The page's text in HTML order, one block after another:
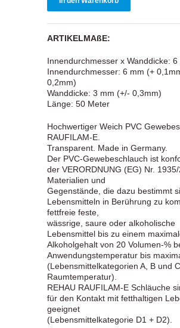
ARTIKELMAßE:
Innendurchmesser x Wanddicke: 6
Innendurchmesser: 6 mm (+
0,2mm)
Wanddicke: 3 mm (+/- 0,3mm)
Länge: 50 Meter
Hochwertiger Weich PVC
RAUFILAM-E.
Transparent. Made in Germany.
Der PVC-Gewebeschlauch ist
der VERORDNUNG (EG) Nr.
Materialien und
Gegenstände, die dazu bestimmt
Lebensmitteln in Berührung zu
fettfreie feste,
wässrige, saure oder alkoholische
Lebensmittel bis zu einem
Alkoholgehalt von 20 Volumen-%
Anwendungstemperatur bis
(Lebensmittelkategorien A, B und
Raumtemperatur).
REHAU RAUFILAM-E Schläuche
für den Kontakt mit fetthaltigen
geeignet
(Lebensmittelkategorie D1 + D2).